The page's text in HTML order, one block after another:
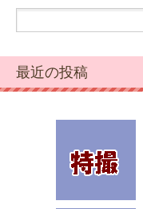
最近の投稿